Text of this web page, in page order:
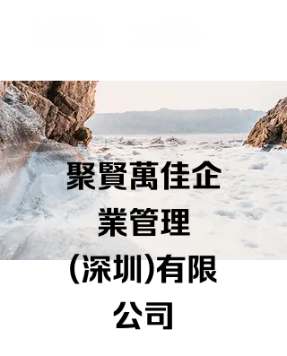
聚賢萬佳企
業管理
(深圳)有限
公司